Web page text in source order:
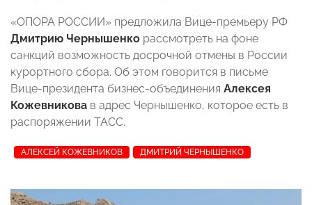
«ОПОРА РОССИИ» предложила Вице-премьеру РФ
Дмитрию Чернышенко рассмотреть на фоне
санкций возможность досрочной отмены в России
курортного сбора. Об этом говорится в письме
Вице-президента бизнес-объединения Алексея
Кожевникова в адрес Чернышенко, которое есть в
распоряжении ТАСС.
АЛЕКСЕЙ КОЖЕВНИКОВ ДМИТРИЙ ЧЕРНЫШЕНКО